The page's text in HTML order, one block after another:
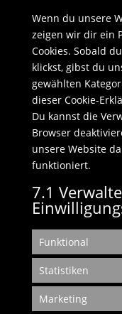
Wenn du unsere
zeigen wir dir ein
Cookies. Sobald
klickst, gibst du
gewählten
dieser Cookie-
Du kannst die
Browser
unsere Website
funktioniert.
7.1
Funktional
Statistiken
Marketing